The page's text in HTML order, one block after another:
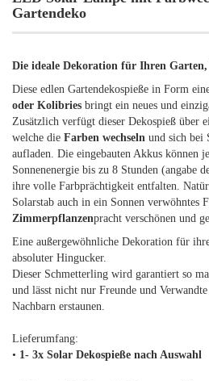
Gartendeko
Die ideale Dekoration für Ihren Garten,
Diese edlen Gartendekospieße in Form
oder Kolibries bringt ein neues und
Zusätzlich verfügt dieser Dekospieß über
welche die Farben wechseln und sich bei
aufladen. Die eingebauten Akkus können
Sonnenenergie bis zu 8 Stunden (angabe
ihre volle Farbprächtigkeit entfalten.
Solarstab auch in ein Sonnen verwöhntes
Zimmerpflanzenpracht verschönen und
Eine außergewöhnliche Dekoration für
absoluter Hingucker.
Dieser Schmetterling wird garantiert so
und lässt nicht nur Freunde und
Nachbarn erstaunen.
Lieferumfang:
• 1- 3x Solar Dekospieße nach Auswahl